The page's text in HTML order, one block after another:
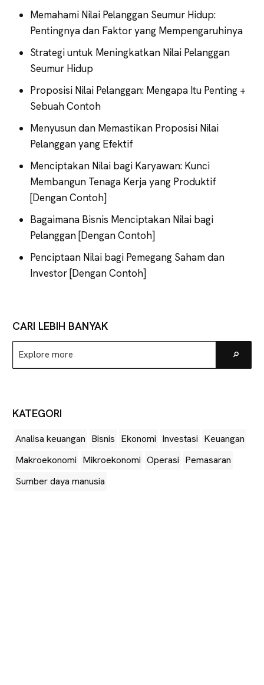
Memahami Nilai Pelanggan Seumur Hidup:
Pentingnya dan Faktor yang Mempengaruhinya
Strategi untuk Meningkatkan Nilai Pelanggan
Seumur Hidup
Proposisi Nilai Pelanggan: Mengapa Itu Penting +
Sebuah Contoh
Menyusun dan Memastikan Proposisi Nilai
Pelanggan yang Efektif
Menciptakan Nilai bagi Karyawan: Kunci
Membangun Tenaga Kerja yang Produktif
[Dengan Contoh]
Bagaimana Bisnis Menciptakan Nilai bagi
Pelanggan [Dengan Contoh]
Penciptaan Nilai bagi Pemegang Saham dan
Investor [Dengan Contoh]
CARI LEBIH BANYAK
Explore
more
KATEGORI
Analisa keuangan Bisnis Ekonomi Investasi Keuangan
Makroekonomi Mikroekonomi Operasi Pemasaran
Sumber daya manusia